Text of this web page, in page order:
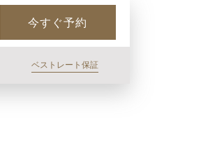
今すぐ予約
ベストレート保証